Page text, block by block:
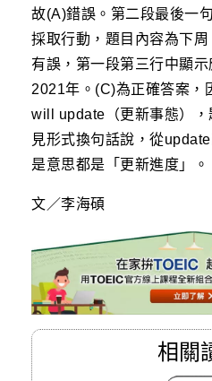
故(A)錯誤。第二段最後一
採取行動，題目內容為下
有誤，第一段第三行中顯
2021年。(C)為正確答案，
will update（更新事態），
見形式換句話說，從
是意思都是「更新進度」。
文／李海碩
相關